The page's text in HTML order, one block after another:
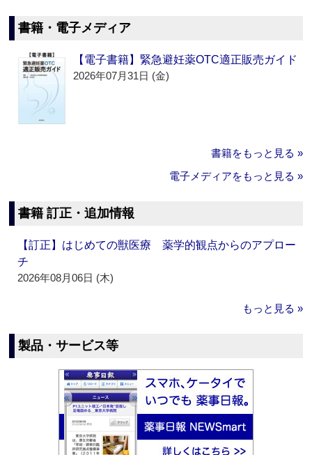
書籍・電子メディア
【電子書籍】緊急避妊薬OTC適正販売ガイド
2026年07月31日 (金)
書籍をもっと見る »
電子メディアをもっと見る »
書籍 訂正・追加情報
【訂正】はじめての獣医療 薬学的観点からのアプロー
チ
2026年08月06日 (木)
もっと見る »
製品・サービス等